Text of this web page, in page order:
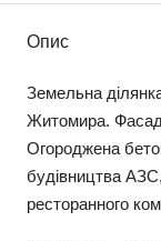
Опис
Земельна
Житомира. Фасад
Огороджена
будівництва
ресторанного